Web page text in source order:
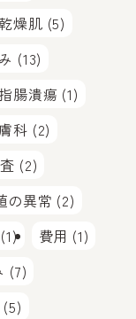
燥肌 (5)
(13)
腸潰瘍 (1)
科 (2)
(2)
の異常 (2)
費用 (1)
(7)